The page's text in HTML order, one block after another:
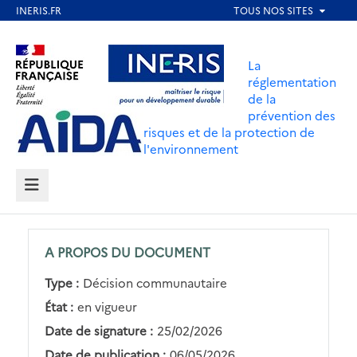
contenu
principal
Aller au contenu Aller au menu
Aller au pied de page
La
réglementation
de la
prévention des
risques et de la protection de
l'environnement
MENU
A PROPOS DU DOCUMENT
Type : Décision communautaire
État : en vigueur
Date de signature : 25/02/2026